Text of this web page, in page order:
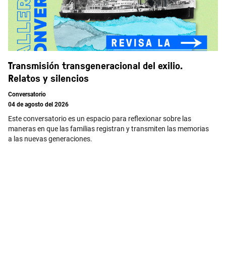
Transmisión transgeneracional del exilio.
Relatos y silencios
Conversatorio
04 de agosto del 2026
Este conversatorio es un espacio para reflexionar sobre las
maneras en que las familias registran y transmiten las memorias
a las nuevas generaciones.